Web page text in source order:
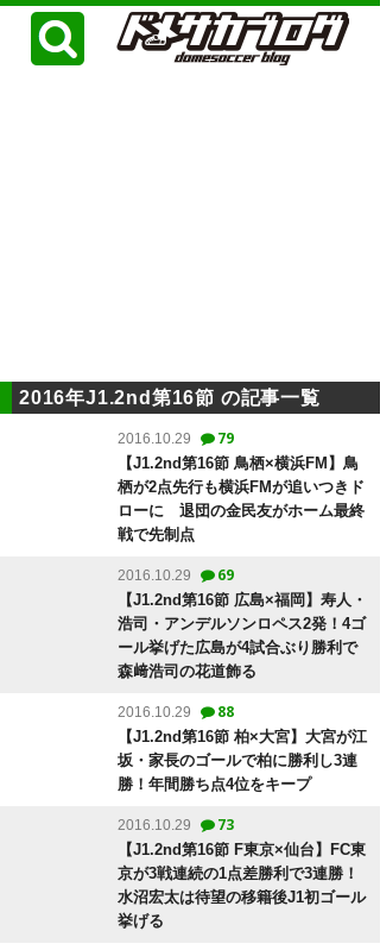
2016年J1.2nd第16節 の記事一覧
2016.10.29 79
【J1.2nd第16節 鳥栖×横浜FM】鳥
栖が2点先行も横浜FMが追いつきド
ローに 退団の金民友がホーム最終
戦で先制点
2016.10.29 69
【J1.2nd第16節 広島×福岡】寿人・
浩司・アンデルソンロペス2発！4ゴ
ール挙げた広島が4試合ぶり勝利で
森﨑浩司の花道飾る
2016.10.29 88
【J1.2nd第16節 柏×大宮】大宮が江
坂・家長のゴールで柏に勝利し3連
勝！年間勝ち点4位をキープ
2016.10.29 73
【J1.2nd第16節 F東京×仙台】FC東
京が3戦連続の1点差勝利で3連勝！
水沼宏太は待望の移籍後J1初ゴール
挙げる